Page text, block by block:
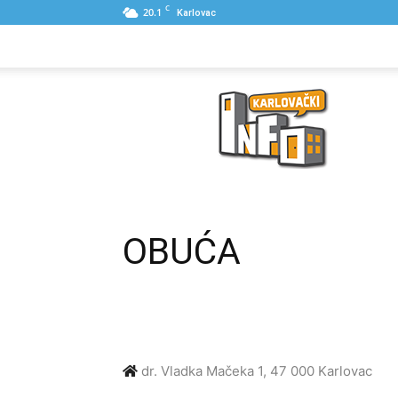
20.1 C Karlovac
Karlovački
OBUĆA
dr. Vladka Mačeka 1, 47 000 Karlovac